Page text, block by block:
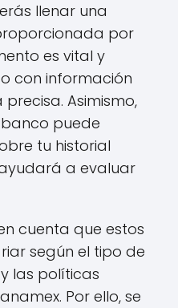
llenar una
por
es vital y
con información
Asimismo,
puede
tu historial
a evaluar
cuenta que estos
según el tipo de
las políticas
Por ello, se